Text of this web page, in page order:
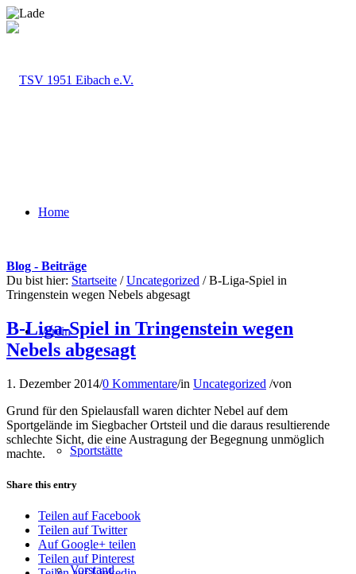
Home
Verein
Sportstätte
Vorstand
Blog - Beiträge
Du bist hier: Startseite / Uncategorized / B-Liga-Spiel in
Tringenstein wegen Nebels abgesagt
B-Liga-Spiel in Tringenstein wegen
Nebels abgesagt
1. Dezember 2014/0 Kommentare/in Uncategorized /von
Grund für den Spielausfall waren dichter Nebel auf dem
Sportgelände im Siegbacher Ortsteil und die daraus resultierende
schlechte Sicht, die eine Austragung der Begegnung unmöglich
machte.
Share this entry
Teilen auf Facebook
Teilen auf Twitter
Auf Google+ teilen
Teilen auf Pinterest